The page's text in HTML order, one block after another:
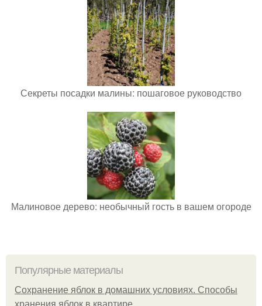
Секреты посадки малины: пошаговое руководство
Малиновое дерево: необычный гость в вашем огороде
Популярные материалы
Сохранение яблок в домашних условиях. Способы
хранения яблок в квартире